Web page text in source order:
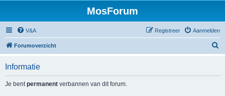
MosForum
V&A Aanmelden
Registreer
Forumoverzicht
Informatie
Je bentpermanent verbannen van dit forum.